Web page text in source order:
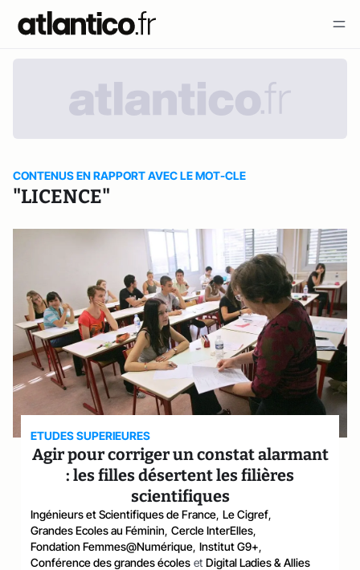
CONTENUS EN RAPPORT AVEC LE MOT-CLE
"LICENCE"
ETUDES SUPERIEURES
Agir pour corriger un constat alarmant
: les filles désertent les filières
scientifiques
Ingénieurs et Scientifiques de France, Le Cigref,
Grandes Ecoles au Féminin, Cercle InterElles,
Fondation Femmes@Numérique, Institut G9+,
Conférence des grandes écoles et Digital Ladies & Allies